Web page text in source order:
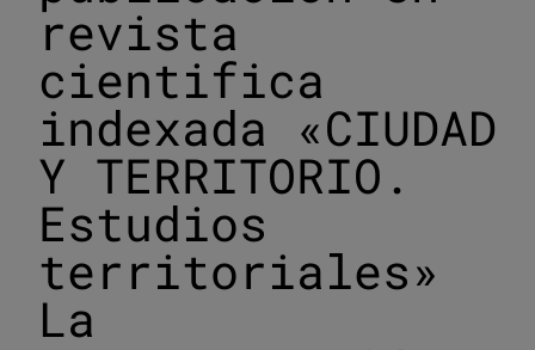
revista
cientifica
indexada «CIUDAD
Y TERRITORIO.
Estudios
territoriales»
La